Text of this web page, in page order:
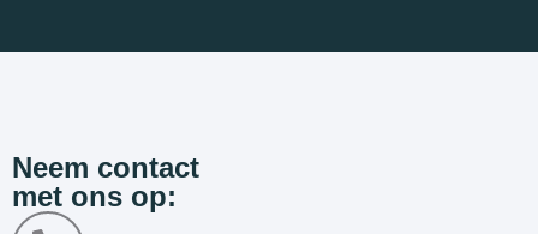
Neem contact
met ons op: